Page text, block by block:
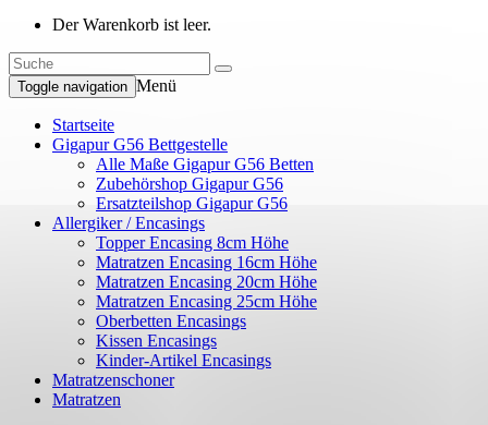
Der Warenkorb ist leer.
Toggle navigation Menü
Startseite
Gigapur G56 Bettgestelle
Alle Maße Gigapur G56 Betten
Zubehörshop Gigapur G56
Ersatzteilshop Gigapur G56
Allergiker / Encasings
Topper Encasing 8cm Höhe
Matratzen Encasing 16cm Höhe
Matratzen Encasing 20cm Höhe
Matratzen Encasing 25cm Höhe
Oberbetten Encasings
Kissen Encasings
Kinder-Artikel Encasings
Matratzenschoner
Matratzen